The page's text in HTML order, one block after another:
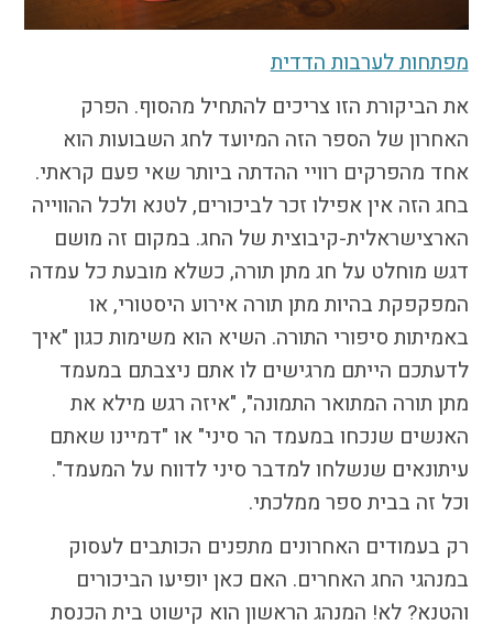
הקו החם
הצטרפות והתנדבות
הרשמה לעדכונים
הפורום החילוני
בפייסבוק
מפתחות לערבות הדדית
את הביקורת הזו צריכים להתחיל מהסוף. הפרק
האחרון של הספר הזה המיועד לחג השבועות הוא
אחד מהפרקים רוויי ההדתה ביותר שאי פעם קראתי.
בחג הזה אין אפילו זכר לביכורים, לטנא ולכל ההווייה
הארצישראלית-קיבוצית של החג. במקום זה מושם
דגש מוחלט על חג מתן תורה, כשלא מובעת כל עמדה
המפקפקת בהיות מתן תורה אירוע היסטורי, או
באמיתות סיפורי התורה. השיא הוא משימות כגון "איך
לדעתכם הייתם מרגישים לו אתם ניצבתם במעמד
מתן תורה המתואר התמונה", "איזה רגש מילא את
האנשים שנכחו במעמד הר סיני" או "דמיינו שאתם
עיתונאים שנשלחו למדבר סיני לדווח על המעמד".
וכל זה בבית ספר ממלכתי.
רק בעמודים האחרונים מתפנים הכותבים לעסוק
במנהגי החג האחרים. האם כאן יופיעו הביכורים
והטנא? לא! המנהג הראשון הוא קישוט בית הכנסת